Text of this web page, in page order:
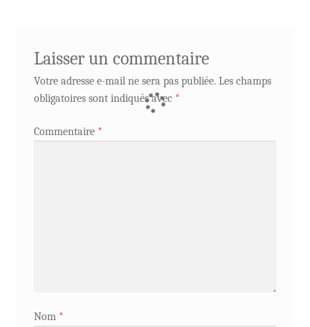
Laisser un commentaire
Votre adresse e-mail ne sera pas publiée. Les champs
obligatoires sont indiqués avec *
Commentaire *
Nom *